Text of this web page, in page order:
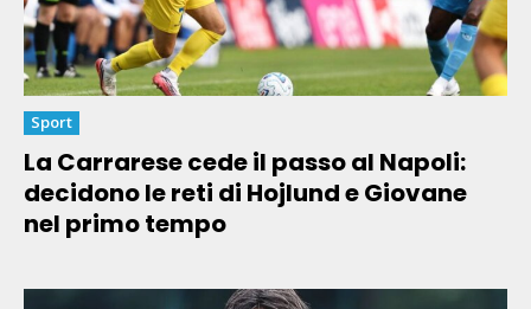
Sport
La Carrarese cede il passo al Napoli:
decidono le reti di Hojlund e Giovane
nel primo tempo